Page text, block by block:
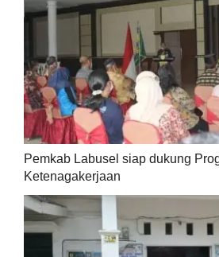
Pemkab Labusel siap dukung
Ketenagakerjaan